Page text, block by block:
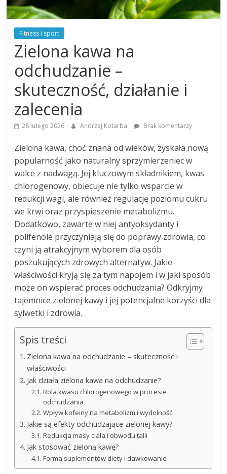
Fitness i sport
Zielona kawa na
odchudzanie –
skuteczność, działanie i
zalecenia
28 lutego 2026 Andrzej Kotarba Brak komentarzy
Zielona kawa, choć znana od wieków, zyskała nową
popularność jako naturalny sprzymierzeniec w
walce z nadwagą. Jej kluczowym składnikiem, kwas
chlorogenowy, obiecuje nie tylko wsparcie w
redukcji wagi, ale również regulację poziomu cukru
we krwi oraz przyspieszenie metabolizmu.
Dodatkowo, zawarte w niej antyoksydanty i
polifenole przyczyniają się do poprawy zdrowia, co
czyni ją atrakcyjnym wyborem dla osób
poszukujących zdrowych alternatyw. Jakie
właściwości kryją się za tym napojem i w jaki sposób
może on wspierać proces odchudzania? Odkryjmy
tajemnice zielonej kawy i jej potencjalne korzyści dla
sylwetki i zdrowia.
Spis treści
Zielona kawa na odchudzanie – skuteczność i
właściwości
Jak działa zielona kawa na odchudzanie?
Rola kwasu chlorogenowego w procesie
odchudzania
Wpływ kofeiny na metabolizm i wydolność
Jakie są efekty odchudzające zielonej kawy?
Redukcja masy ciała i obwodu talii
Jak stosować zieloną kawę?
Forma suplementów diety i dawkowanie